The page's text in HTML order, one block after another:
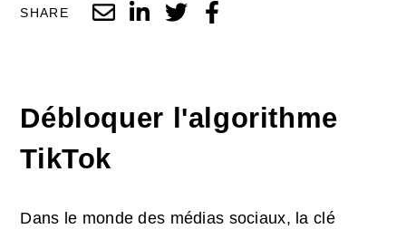
SHARE
Débloquer l'algorithme
TikTok
Dans le monde des médias sociaux, la clé